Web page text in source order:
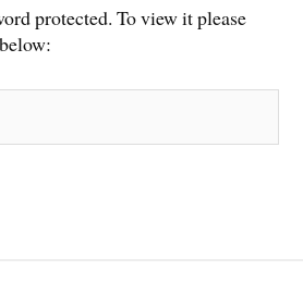
protected. To view it please